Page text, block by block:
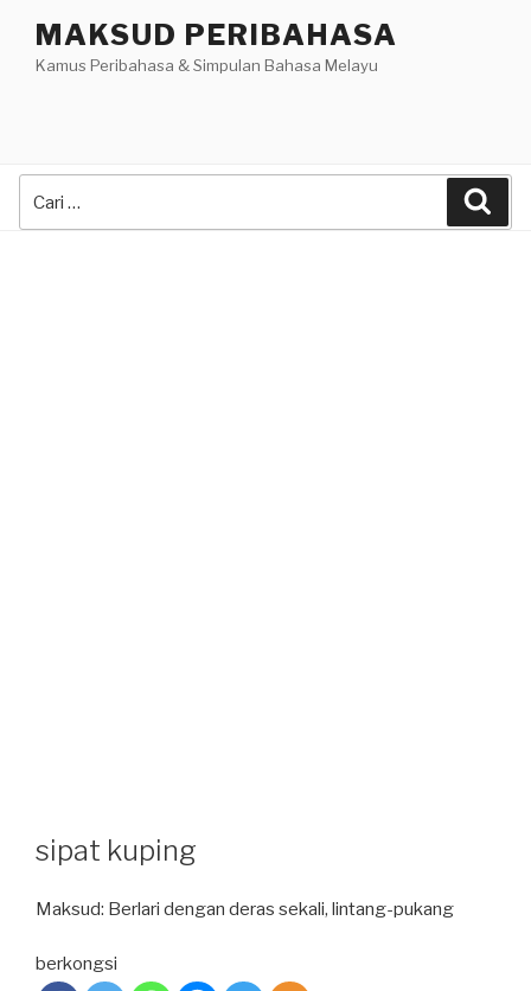
content
MAKSUD PERIBAHASA
Kamus Peribahasa & Simpulan Bahasa Melayu
sipat kuping
Maksud: Berlari dengan deras sekali, lintang-pukang
berkongsi